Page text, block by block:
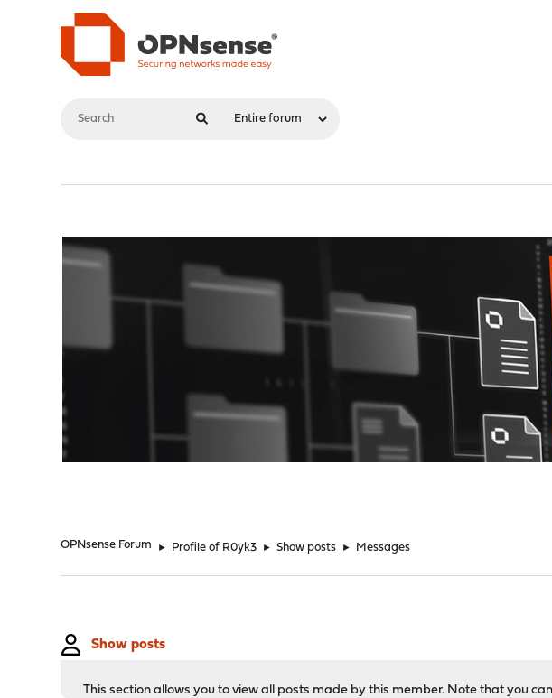
OPNsense Forum ► Profile of R0yk3 ► Show posts ► Messages
Show posts
This section allows you to view all posts made by this member. Note that you